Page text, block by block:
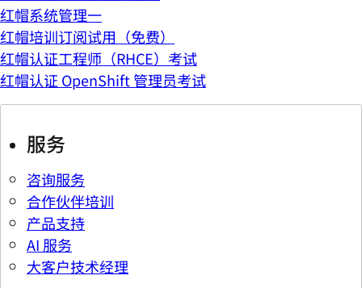
红帽系统管理一
红帽培训订阅试用（免费）
红帽认证工程师（RHCE）考试
红帽认证 OpenShift 管理员考试
服务
咨询服务
合作伙伴培训
产品支持
AI 服务
大客户技术经理